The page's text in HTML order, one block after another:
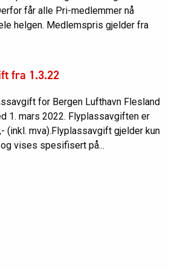
får alle Pri-medlemmer nå
helgen. Medlemspris gjelder fra
fra 1.3.22
for Bergen Lufthavn Flesland
1. mars 2022. Flyplassavgiften er
(inkl. mva).Flyplassavgift gjelder kun
vises spesifisert på...